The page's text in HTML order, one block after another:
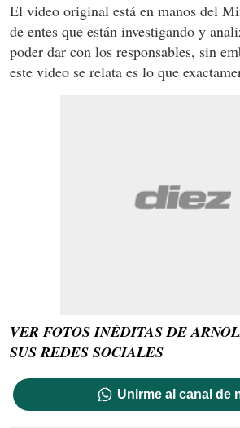
El video original está en manos del
de entes que están investigando y
poder dar con los responsables, sin
este video se relata es lo que
VER FOTOS INÉDITAS DE
SUS REDES SOCIALES
Unirme al canal de